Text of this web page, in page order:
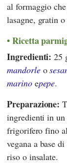
al formaggio
lasagne, gratin
Ricetta
Ingredienti: 25
mandorleo
marinoepepe.
Preparazione:
ingredienti in un
frigorifero fino
vegana a base
riso o insalate.